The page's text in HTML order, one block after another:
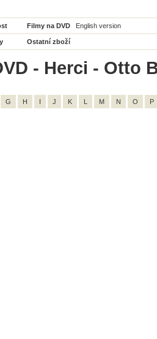
Filmy na DVD English version
Ostatní zboží
- Herci - Otto
G H I J K L M N O P